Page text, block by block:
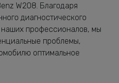
W208. Благодаря
диагностического
профессионалов, мы
проблемы,
оптимальное